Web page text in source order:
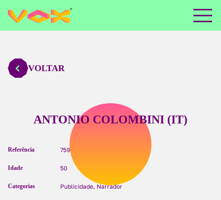
VOLTAR
ANTONIO COLOMBINI (IT)
Referência 759
Idade 50
Categorias Publicidade, Narrador